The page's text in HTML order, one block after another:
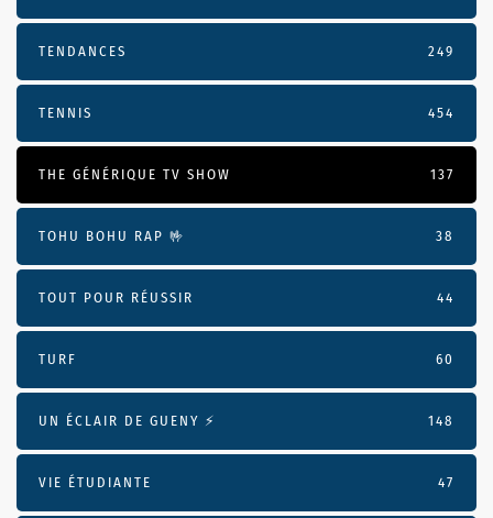
TENDANCES 249
TENNIS 454
THE GÉNÉRIQUE TV SHOW 137
TOHU BOHU RAP 🤟 38
TOUT POUR RÉUSSIR 44
TURF 60
UN ÉCLAIR DE GUENY ⚡️ 148
VIE ÉTUDIANTE 47